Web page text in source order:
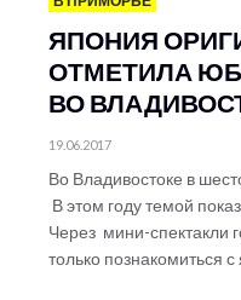
ЯПОНИЯ
ОТМЕТИЛА
ВО
19.06.2017
Во Владивостоке в
В этом году темой
Через мини-спектакли
только познакомиться